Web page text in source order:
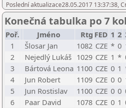
Poslední aktualizace28.05.2017 13:37:38,
Konečná tabulka po 7
Poř. Jméno Rtg FED 1 2
1
Šlosar Jan 1082 CZE * 0
2
Nejedlý Lukáš 1029 CZE 1 *
3
Bártová Leona 1100 CZE 0 1
4
Jun Robert 1109 CZE 0 0
5
Jun Rostislav 1100 CZE 0 0
6
Paar David 1078 CZE 0 1